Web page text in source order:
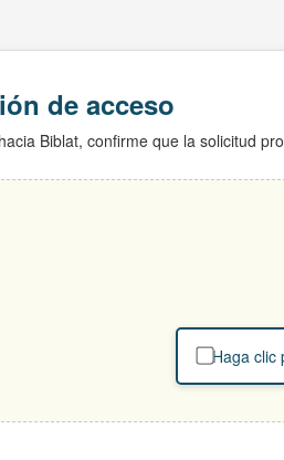
de acceso
Biblat, confirme que la solicitud
Haga clic